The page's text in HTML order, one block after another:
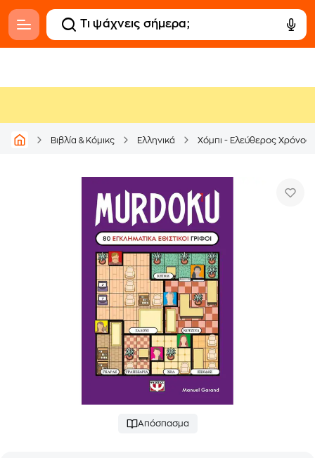
Βιβλία & Κόμικς Ελληνικά Χόμπι - Ελεύθερος Χρόνος
Απόσπασμα